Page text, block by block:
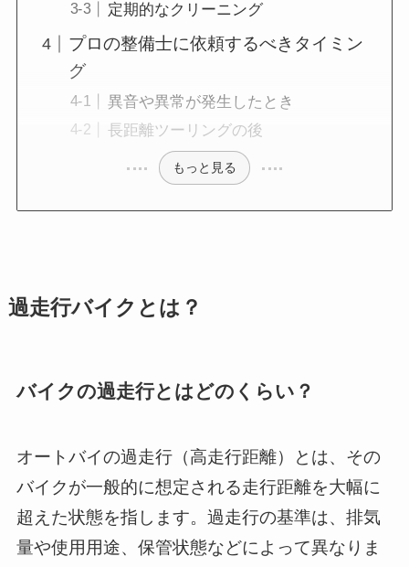
定期的なクリーニング
プロの整備士に依頼するべきタイミン
グ
異音や異常が発生したとき
長距離ツーリングの後
もっと見る
過走行バイクとは？
バイクの過走行とはどのくらい？
オートバイの過走行（高走行距離）とは、その
バイクが一般的に想定される走行距離を大幅に
超えた状態を指します。過走行の基準は、排気
量や使用用途、保管状態などによって異なりま